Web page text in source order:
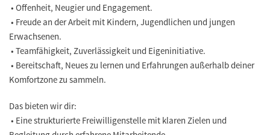
• Offenheit, Neugier und Engagement.
• Freude an der Arbeit mit Kindern, Jugendlichen und jungen
Erwachsenen.
• Teamfähigkeit, Zuverlässigkeit und Eigeninitiative.
• Bereitschaft, Neues zu lernen und Erfahrungen außerhalb deiner
Komfortzone zu sammeln.
Das bieten wir dir:
• Eine strukturierte Freiwilligenstelle mit klaren Zielen und